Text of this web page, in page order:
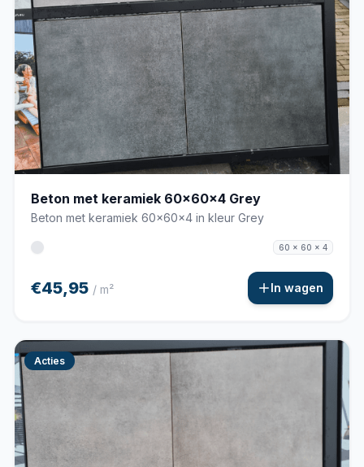
Beton met keramiek 60x60x4 Grey
Beton met keramiek 60x60x4 in kleur Grey
60 x 60 x 4
€45,95 / m² In wagen
Acties